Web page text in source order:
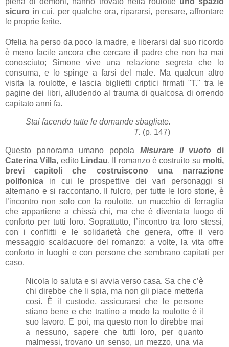
sicuro in cui, per qualche ora, ripararsi, pensare, affrontare
le proprie ferite.
Ofelia ha perso da poco la madre, e liberarsi dal suo ricordo
è meno facile ancora che cercare il padre che non ha mai
conosciuto; Simone vive una relazione segreta che lo
consuma, e lo spinge a farsi del male. Ma qualcun altro
visita la roulotte, e lascia biglietti criptici firmati "T." tra le
pagine dei libri, alludendo al trauma di qualcosa di orrendo
capitato anni fa.
Stai facendo tutte le domande sbagliate.
T. (p. 147)
Questo panorama umano popola Misurare il vuoto di
Caterina Villa, edito Lindau. Il romanzo è costruito su molti,
brevi capitoli che costruiscono una narrazione
polifonica in cui le prospettive dei vari personaggi si
alternano e si raccontano. Il fulcro, per tutte le loro storie, è
l’incontro non solo con la roulotte, un mucchio di ferraglia
che appartiene a chissà chi, ma che è diventata luogo di
conforto per tutti loro. Soprattutto, l’incontro tra loro stessi,
con i conflitti e le solidarietà che genera, offre il vero
messaggio scaldacuore del romanzo: a volte, la vita offre
conforto in luoghi e con persone che sembrano capitati per
caso.
Nicola lo saluta e si avvia verso casa. Sa che c’è
chi direbbe che li spia, ma non gli piace metterla
così. È il custode, assicurarsi che le persone
stiano bene e che trattino a modo la roulotte è il
suo lavoro. E poi, ma questo non lo direbbe mai
a nessuno, sapere che tutti loro, per quanto
malmessi, trovano un senso, un mezzo, una via